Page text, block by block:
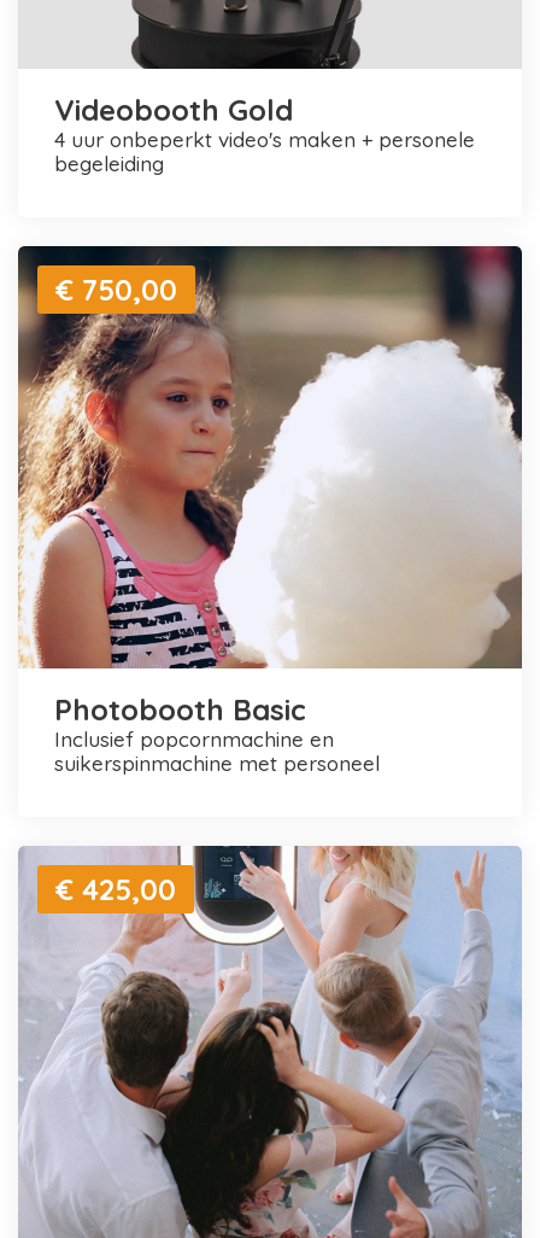
Videobooth Gold
4 uur onbeperkt video's maken + personele
begeleiding
€ 750,00
Photobooth Basic
inclusief popcornmachine en
suikerspinmachine met personeel
€ 425,00